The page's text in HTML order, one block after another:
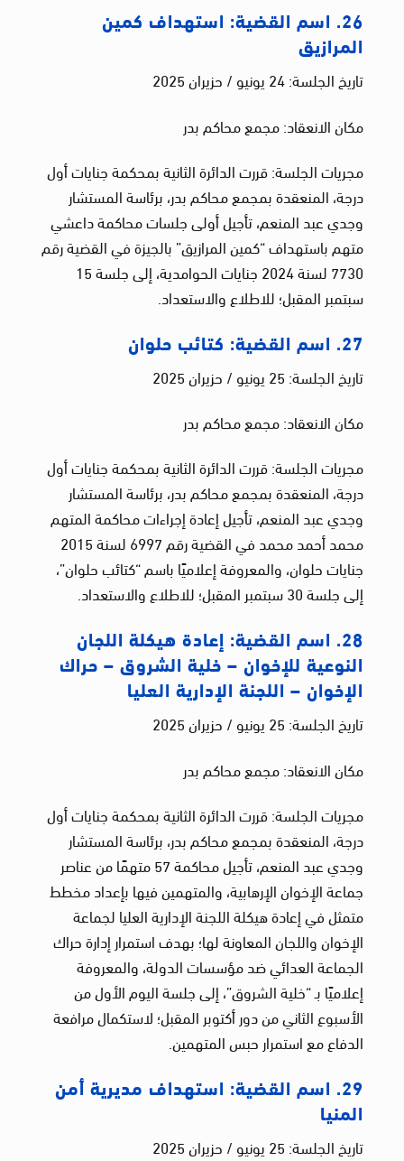
26. اسم القضية: استهداف كمين
المرازيق
تاريخ الجلسة: 24 يونيو / حزيران 2025
مكان الانعقاد: مجمع محاكم بدر
مجريات الجلسة: قررت الدائرة الثانية بمحكمة جنايات أول
درجة، المنعقدة بمجمع محاكم بدر، برئاسة المستشار
وجدي عبد المنعم، تأجيل أولى جلسات محاكمة داعشي
متهم باستهداف “كمين المرازيق” بالجيزة في القضية رقم
7730 لسنة 2024 جنايات الحوامدية، إلى جلسة 15
سبتمبر المقبل؛ للاطلاع والاستعداد.
27. اسم القضية: كتائب حلوان
تاريخ الجلسة: 25 يونيو / حزيران 2025
مكان الانعقاد: مجمع محاكم بدر
مجريات الجلسة: قررت الدائرة الثانية بمحكمة جنايات أول
درجة، المنعقدة بمجمع محاكم بدر، برئاسة المستشار
وجدي عبد المنعم، تأجيل إعادة إجراءات محاكمة المتهم
محمد أحمد محمد في القضية رقم 6997 لسنة 2015
جنايات حلوان، والمعروفة إعلاميًا باسم “كتائب حلوان”،
إلى جلسة 30 سبتمبر المقبل؛ للاطلاع والاستعداد.
28. اسم القضية: إعادة هيكلة اللجان
النوعية للإخوان – خلية الشروق – حراك
الإخوان – اللجنة الإدارية العليا
تاريخ الجلسة: 25 يونيو / حزيران 2025
مكان الانعقاد: مجمع محاكم بدر
مجريات الجلسة: قررت الدائرة الثانية بمحكمة جنايات أول
درجة، المنعقدة بمجمع محاكم بدر، برئاسة المستشار
وجدي عبد المنعم، تأجيل محاكمة 57 متهمًا من عناصر
جماعة الإخوان الإرهابية، والمتهمين فيها بإعداد مخطط
متمثل في إعادة هيكلة اللجنة الإدارية العليا لجماعة
الإخوان واللجان المعاونة لها؛ بهدف استمرار إدارة حراك
الجماعة العدائي ضد مؤسسات الدولة، والمعروفة
إعلاميًا بـ “خلية الشروق”، إلى جلسة اليوم الأول من
الأسبوع الثاني من دور أكتوبر المقبل؛ لاستكمال مرافعة
الدفاع مع استمرار حبس المتهمين.
29. اسم القضية: استهداف مديرية أمن
المنيا
تاريخ الجلسة: 25 يونيو / حزيران 2025